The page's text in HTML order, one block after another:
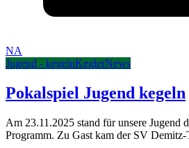
NA
Jugend - kegelnKeglerNews
Pokalspiel Jugend kegeln
Am 23.11.2025 stand für unsere Jugend
Programm. Zu Gast kam der SV